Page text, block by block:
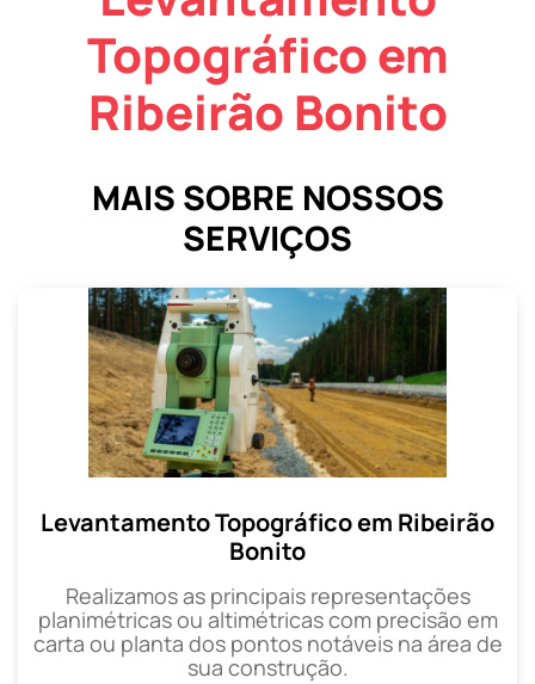
Topográfico em
Ribeirão Bonito
MAIS SOBRE NOSSOS
SERVIÇOS
Levantamento Topográfico em Ribeirão
Bonito
Realizamos as principais representações
planimétricas ou altimétricas com precisão em
carta ou planta dos pontos notáveis na área de
sua construção.